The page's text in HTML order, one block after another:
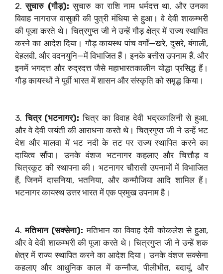
2.सुचारु (गौड़): सुचारु का राशि नाम धर्मदत्त था, और उनका
विवाह नागराज वासुकी की पुत्री मंधिया से हुआ। वे देवी शाकम्भरी
की पूजा करते थे। चित्रगुप्त जी ने उन्हें गौड़ क्षेत्र में राज्य स्थापित
करने का आदेश दिया। गौड़ कायस्थ पांच वर्गों—खरे, दुसरे, बंगाली,
देहलवी, और वदनयुनि—में विभाजित हैं। इनके बत्तीस उपनाम हैं, और
इनमें भगदत्त और रुद्रदत्त जैसे महाभारतकालीन योद्धा प्रसिद्ध हैं।
गौड़ कायस्थों ने पूर्वी भारत में शासन और संस्कृति को समृद्ध किया।
3.चित्र (भटनागर): चित्र का विवाह देवी भद्रकालिनी से हुआ,
और वे देवी जयंती की आराधना करते थे। चित्रगुप्त जी ने उन्हें भट
देश और मालवा में भट नदी के तट पर राज्य स्थापित करने का
दायित्व सौंपा। उनके वंशज भटनागर कहलाए और चित्तौड़ व
चित्रकूट की स्थापना की। भटनागर चौरासी उपनामों में विभाजित
हैं, जिनमें दासनिया, भतनिया, और कन्मौजिया आदि शामिल हैं।
भटनागर कायस्थ उत्तर भारत में एक प्रमुख उपनाम है।
4.मतिभान (सक्सेना): मतिभान का विवाह देवी कोकलेश से हुआ,
और वे देवी शाकम्भरी की पूजा करते थे। चित्रगुप्त जी ने उन्हें शक
क्षेत्र में राज्य स्थापित करने का आदेश दिया। उनके वंशज सक्सेना
कहलाए और आधुनिक काल में कन्नौज, पीलीभीत, बदायूं, और